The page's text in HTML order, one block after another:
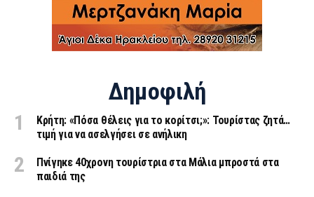
Δημοφιλή
Κρήτη: «Πόσα θέλεις για το κορίτσι;»: Τουρίστας ζητά…
τιμή για να ασελγήσει σε ανήλικη
Πνίγηκε 40χρονη τουρίστρια στα Μάλια μπροστά στα
παιδιά της